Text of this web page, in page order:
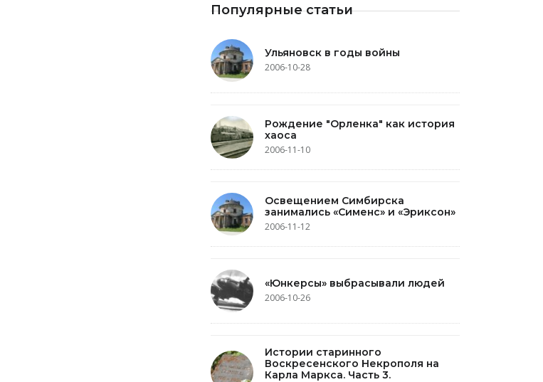
Популярные статьи
Ульяновск в годы войны
2006-10-28
Рождение "Орленка" как история
хаоса
2006-11-10
Освещением Симбирска
занимались «Сименс» и «Эриксон»
2006-11-12
«Юнкерсы» выбрасывали людей
2006-10-26
Истории старинного
Воскресенского Некрополя на
Карла Маркса. Часть 3.